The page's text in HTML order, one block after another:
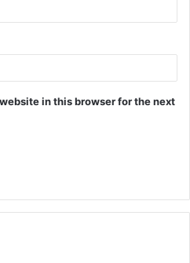
in this browser for the next